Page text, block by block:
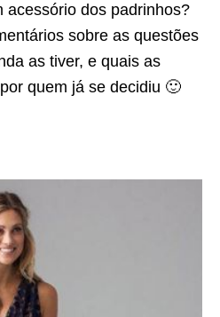
acessório dos padrinhos?
sobre as questões
as tiver, e quais as
quem já se decidiu 🙂